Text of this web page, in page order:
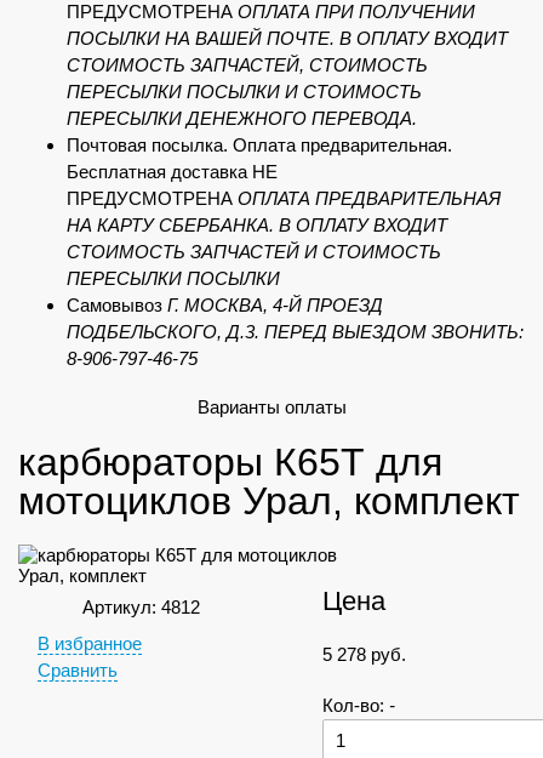
ПРЕДУСМОТРЕНА ОПЛАТА ПРИ ПОЛУЧЕНИИ
ПОСЫЛКИ НА ВАШЕЙ ПОЧТЕ. В ОПЛАТУ ВХОДИТ
СТОИМОСТЬ ЗАПЧАСТЕЙ, СТОИМОСТЬ
ПЕРЕСЫЛКИ ПОСЫЛКИ И СТОИМОСТЬ
ПЕРЕСЫЛКИ ДЕНЕЖНОГО ПЕРЕВОДА.
Почтовая посылка. Оплата предварительная.
Бесплатная доставка НЕ
ПРЕДУСМОТРЕНА ОПЛАТА ПРЕДВАРИТЕЛЬНАЯ
НА КАРТУ СБЕРБАНКА. В ОПЛАТУ ВХОДИТ
СТОИМОСТЬ ЗАПЧАСТЕЙ И СТОИМОСТЬ
ПЕРЕСЫЛКИ ПОСЫЛКИ
Самовывоз Г. МОСКВА, 4-Й ПРОЕЗД
ПОДБЕЛЬСКОГО, Д.3. ПЕРЕД ВЫЕЗДОМ ЗВОНИТЬ:
8-906-797-46-75
Варианты оплаты
карбюраторы К65Т для
мотоциклов Урал, комплект
Артикул: 4812
В избранное
Сравнить
Цена
5 278 руб.
Кол-во: -